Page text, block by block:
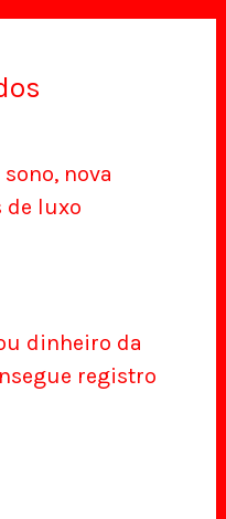
nova
de luxo
dinheiro da
registro